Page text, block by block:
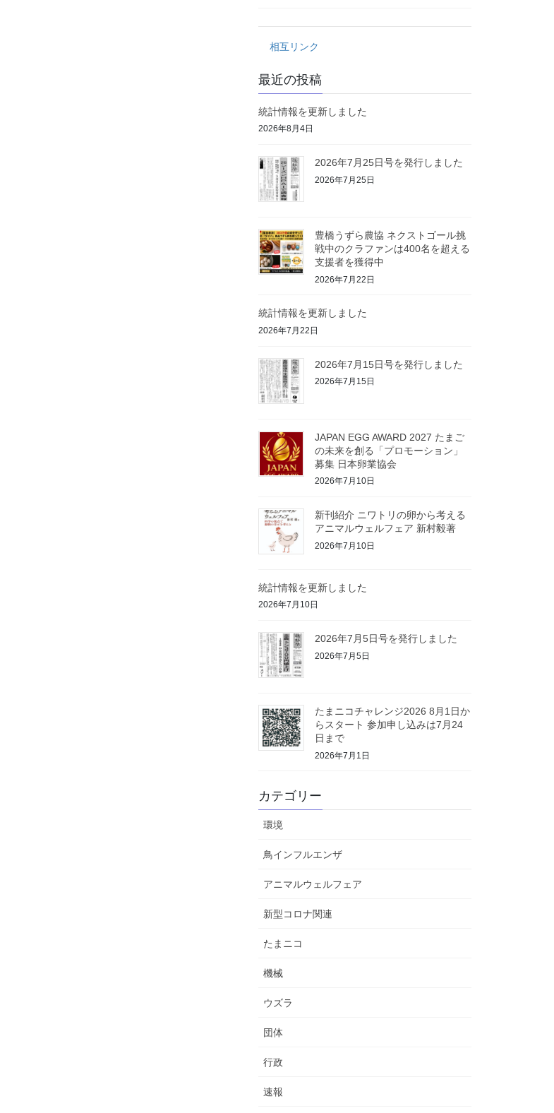
相互リンク
最近の投稿
統計情報を更新しました
2026年8月4日
2026年7月25日号を発行しました
2026年7月25日
豊橋うずら農協 ネクストゴール挑
戦中のクラファンは400名を超える
支援者を獲得中
2026年7月22日
統計情報を更新しました
2026年7月22日
2026年7月15日号を発行しました
2026年7月15日
JAPAN EGG AWARD 2027 たまご
の未来を創る「プロモーション」
募集 日本卵業協会
2026年7月10日
新刊紹介 ニワトリの卵から考える
アニマルウェルフェア 新村毅著
2026年7月10日
統計情報を更新しました
2026年7月10日
2026年7月5日号を発行しました
2026年7月5日
たまニコチャレンジ2026 8月1日か
らスタート 参加申し込みは7月24
日まで
2026年7月1日
カテゴリー
環境
鳥インフルエンザ
アニマルウェルフェア
新型コロナ関連
たまニコ
機械
ウズラ
団体
行政
速報